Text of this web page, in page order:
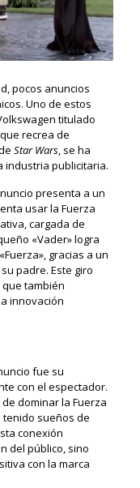
pocos anuncios
Uno de estos
titulado
recrea de
Star Wars, se ha
industria publicitaria.
presenta a un
usar la Fuerza
cargada de
«Vader» logra
gracias a un
padre. Este giro
también
innovación
fue su
con el espectador.
dominar la Fuerza
sueños de
conexión
del público, sino
con la marca